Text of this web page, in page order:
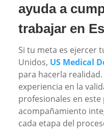
ayuda a
trabajar en
Si tu meta es ejercer
Unidos, US Medical
para hacerla
experiencia en la
profesionales en
acompañamiento
cada etapa del